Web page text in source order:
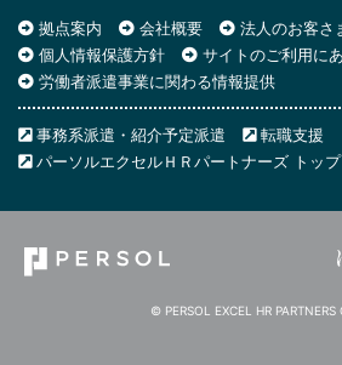
拠点案内
会社概要
法人のお客さ
個人情報保護方針
サイトのご利用に
労働者派遣事業に関わる情報提供
事務系派遣・紹介予定派遣
転職支援
パーソルエクセルＨＲパートナーズ トップ
© PERSOL EXCEL HR PARTNERS